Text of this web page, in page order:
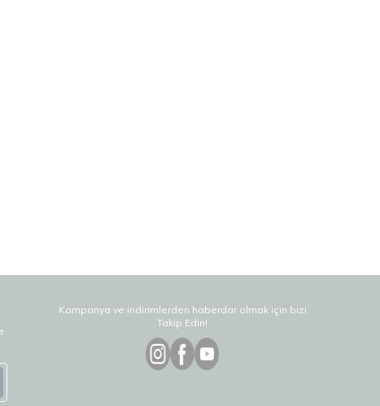
Kampanya ve indirimlerden haberdar olmak için bizi
Takip Edin!